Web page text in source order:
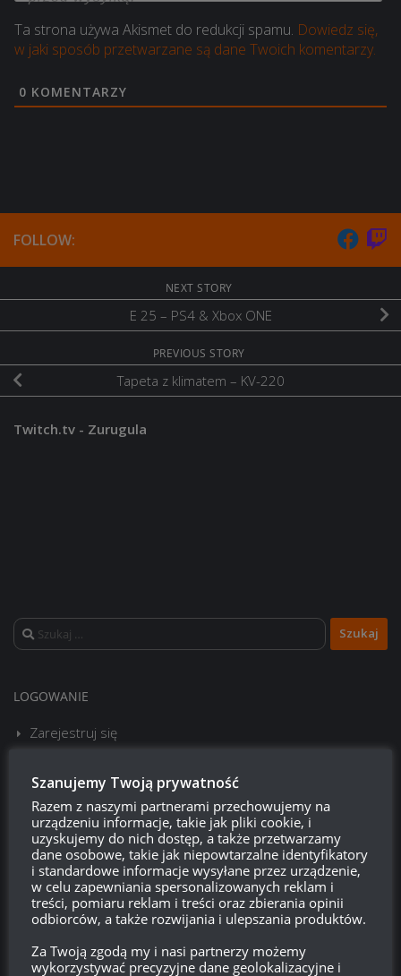
Ta strona używa Akismet do redukcji spamu. Dowiedz się,
w jaki sposób przetwarzane są dane Twoich komentarzy.
0 KOMENTARZY
FOLLOW:
NEXT STORY
E 25 – PS4 & Xbox ONE
PREVIOUS STORY
Tapeta z klimatem – KV-220
Twitch.tv - Zurugula
Szukaj:
LOGOWANIE
Zarejestruj się
Zaloguj się
Kanał wpisów
Kanał komentarzy
WordPress.org
Brakwierzchołka drzewkaod:
Szanujemy Twoją prywatność
Razem z naszymi partnerami przechowujemy na
urządzeniu informacje, takie jak pliki cookie, i
uzyskujemy do nich dostęp, a także przetwarzamy
dane osobowe, takie jak niepowtarzalne identyfikatory
i standardowe informacje wysyłane przez urządzenie,
w celu zapewniania spersonalizowanych reklam i
treści, pomiaru reklam i treści oraz zbierania opinii
odbiorców, a także rozwijania i ulepszania produktów.
Za Twoją zgodą my i nasi partnerzy możemy
wykorzystywać precyzyjne dane geolokalizacyjne i